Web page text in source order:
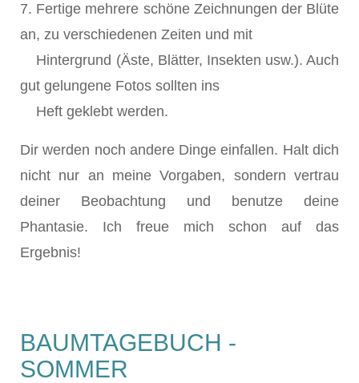
7. Fertige mehrere schöne Zeichnungen der Blüte
an, zu verschiedenen Zeiten und mit
Hintergrund (Äste, Blätter, Insekten usw.). Auch
gut gelungene Fotos sollten ins
Heft geklebt werden.
Dir werden noch andere Dinge einfallen. Halt dich
nicht nur an meine Vorgaben, sondern vertrau
deiner Beobachtung und benutze deine
Phantasie. Ich freue mich schon auf das
Ergebnis!
BAUMTAGEBUCH -
SOMMER